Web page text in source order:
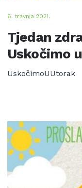
6. travnja 2021.
Tjedan
Uskočimo
UskočimoUUtorak